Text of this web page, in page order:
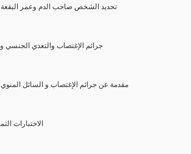
(14) تحديد الشخص صاحب الدم وعمر
5- جرائم الإغتصاب والتعدي الجنسي
(15) مقدمة عن جرائم الإغتصاب و السائل
(16) الاختبارات